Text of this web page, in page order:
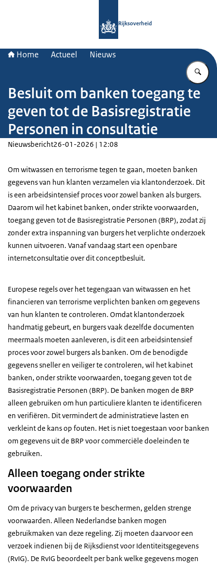
Rijksoverheid
Home Actueel Nieuws
Besluit om banken toegang te
geven tot de Basisregistratie
Personen in consultatie
Nieuwsbericht26-01-2026 | 12:08
Om witwassen en terrorisme tegen te gaan, moeten banken
gegevens van hun klanten verzamelen via klantonderzoek. Dit
is een arbeidsintensief proces voor zowel banken als burgers.
Daarom wil het kabinet banken, onder strikte voorwaarden,
toegang geven tot de Basisregistratie Personen (BRP), zodat zij
zonder extra inspanning van burgers het verplichte onderzoek
kunnen uitvoeren. Vanaf vandaag start een openbare
internetconsultatie over dit conceptbesluit.
Europese regels over het tegengaan van witwassen en het
financieren van terrorisme verplichten banken om gegevens
van hun klanten te controleren. Omdat klantonderzoek
handmatig gebeurt, en burgers vaak dezelfde documenten
meermaals moeten aanleveren, is dit een arbeidsintensief
proces voor zowel burgers als banken. Om de benodigde
gegevens sneller en veiliger te controleren, wil het kabinet
banken, onder strikte voorwaarden, toegang geven tot de
Basisregistratie Personen (BRP). De banken mogen de BRP
alleen gebruiken om hun particuliere klanten te identificeren
en verifiëren. Dit vermindert de administratieve lasten en
verkleint de kans op fouten. Het is niet toegestaan voor banken
om gegevens uit de BRP voor commerciële doeleinden te
gebruiken.
Alleen toegang onder strikte
voorwaarden
Om de privacy van burgers te beschermen, gelden strenge
voorwaarden. Alleen Nederlandse banken mogen
gebruikmaken van deze regeling. Zij moeten daarvoor een
verzoek indienen bij de Rijksdienst voor Identiteitsgegevens
(RvIG). De RvIG beoordeelt per bank welke gegevens mogen